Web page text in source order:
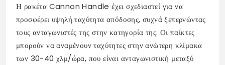
Η ρακέτα Cannon Handle έχει σχεδιαστεί για να
προσφέρει υψηλή ταχύτητα απόδοσης, συχνά ξεπερνώντας
τους ανταγωνιστές της στην κατηγορία της. Οι παίκτες
μπορούν να αναμένουν ταχύτητες στην ανώτερη κλίμακα
των 30-40 χλμ/ώρα, που είναι ανταγωνιστική μεταξύ